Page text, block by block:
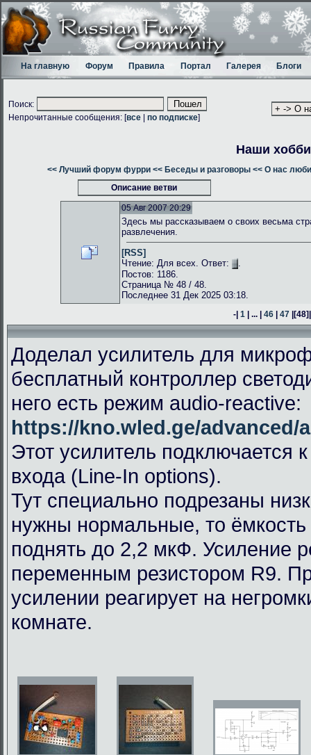
На главную Форум Правила Портал Галерея Блоги
Поиск:
Непрочитанные сообщения: [все по подписке]
Наши хобби
<< Лучший форум фурри << Беседы и разговоры << О нас
Описание ветви
05 Авг 2007 20:29
Здесь мы рассказываем о своих весьма
развлечения.
[RSS]
Чтение: Для всех. Ответ:
.
Постов: 1186.
Страница № 48 / 48.
Последнее 31 Дек 2025 03:18.
-| 1 | ... | 46 | 47 |[48]
Доделал усилитель для
бесплатный контроллер
него есть режим audio-reactive:
https://kno.wled.ge/advanced/
Этот усилитель подключается
входа (Line-In options).
Тут специально подрезаны
нужны нормальные, то
поднять до 2,2 мкФ. Усиление
переменным резистором R9.
усилении реагирует на
комнате.